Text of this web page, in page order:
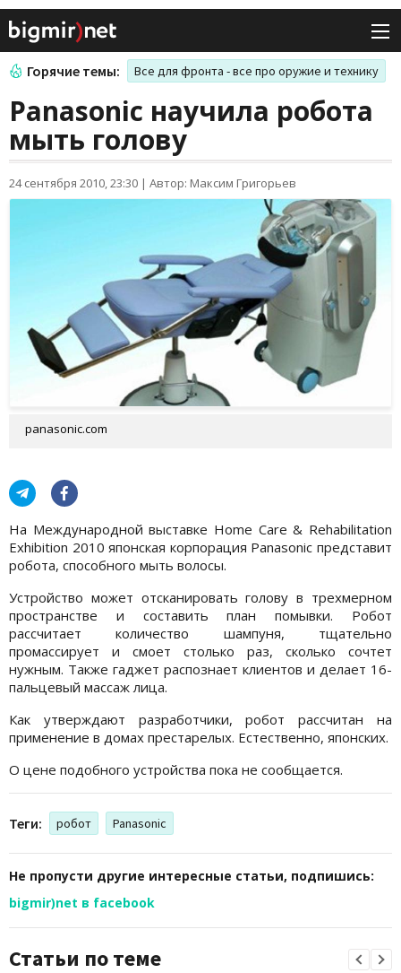
Горячие темы: Все для фронта - все про оружие и технику
Panasonic научила робота
мыть голову
24 сентября 2010, 23:30 | Автор: Максим Григорьев
panasonic.com
На Международной выставке Home Care & Rehabilitation
Exhibition 2010 японская корпорация Panasonic представит
робота, способного мыть волосы.
Устройство может отсканировать голову в трехмерном
пространстве и составить план помывки. Робот
рассчитает количество шампуня, тщательно
промассирует и смоет столько раз, сколько сочтет
нужным. Также гаджет распознает клиентов и делает 16-
пальцевый массаж лица.
Как утверждают разработчики, робот рассчитан на
применение в домах престарелых. Естественно, японских.
О цене подобного устройства пока не сообщается.
Теги: робот Panasonic
Не пропусти другие интересные статьи, подпишись:
bigmir)net в facebook
Статьи по теме